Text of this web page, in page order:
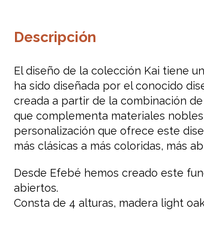
Descripción
El diseño de la colección Kai tiene
ha sido diseñada por el conocido
creada a partir de la combinación
que complementa materiales
personalización que ofrece este
más clásicas a más coloridas, más
Desde Efebé hemos creado este
abiertos.
Consta de 4 alturas, madera light